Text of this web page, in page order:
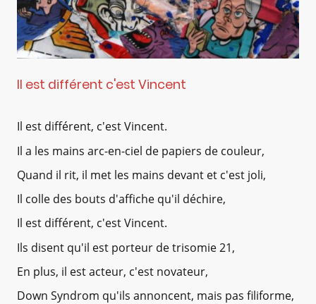
Il est différent c'est Vincent
Il est différent, c'est Vincent.
Il a les mains arc-en-ciel de papiers de couleur,
Quand il rit, il met les mains devant et c'est joli,
Il colle des bouts d'affiche qu'il déchire,
Il est différent, c'est Vincent.
Ils disent qu'il est porteur de trisomie 21,
En plus, il est acteur, c'est novateur,
Down Syndrom qu'ils annoncent, mais pas filiforme,